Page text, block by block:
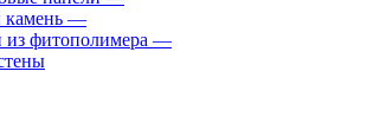
—
из фитополимера —